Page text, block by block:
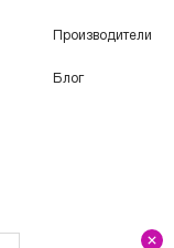
Производители
Блог